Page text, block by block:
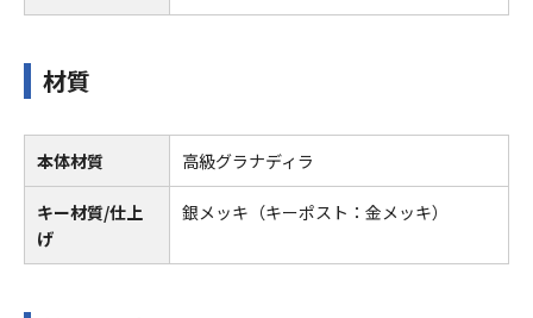
材質
本体材質 高級グラナディラ
キー材質/仕上
げ
銀メッキ（キーポスト：金メッキ）